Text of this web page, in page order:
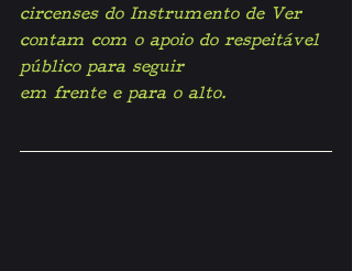
circenses do Instrumento de Ver
contam com o apoio do respeitável
público para seguir
em frente e para o alto.